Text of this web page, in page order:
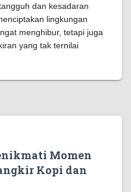
dan kesadaran
lingkungan
menghibur, tetapi juga
yang tak ternilai
Momen
Kopi dan